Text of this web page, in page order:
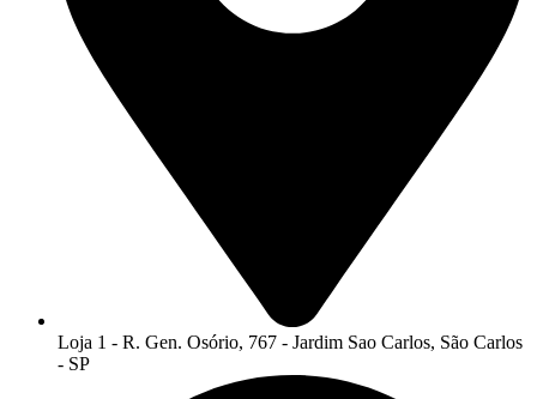
Loja 1 - R. Gen. Osório, 767 - Jardim Sao Carlos, São Carlos
- SP